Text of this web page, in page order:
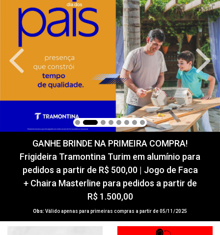
GANHE BRINDE NA PRIMEIRA COMPRA!
Frigideira Tramontina Turim em alumínio para
pedidos a partir de R$ 500,00 | Jogo de Faca
+ Chaira Masterline para pedidos a partir de
R$ 1.500,00
Obs: Válido apenas para primeiras compras a partir de 05/11/2025